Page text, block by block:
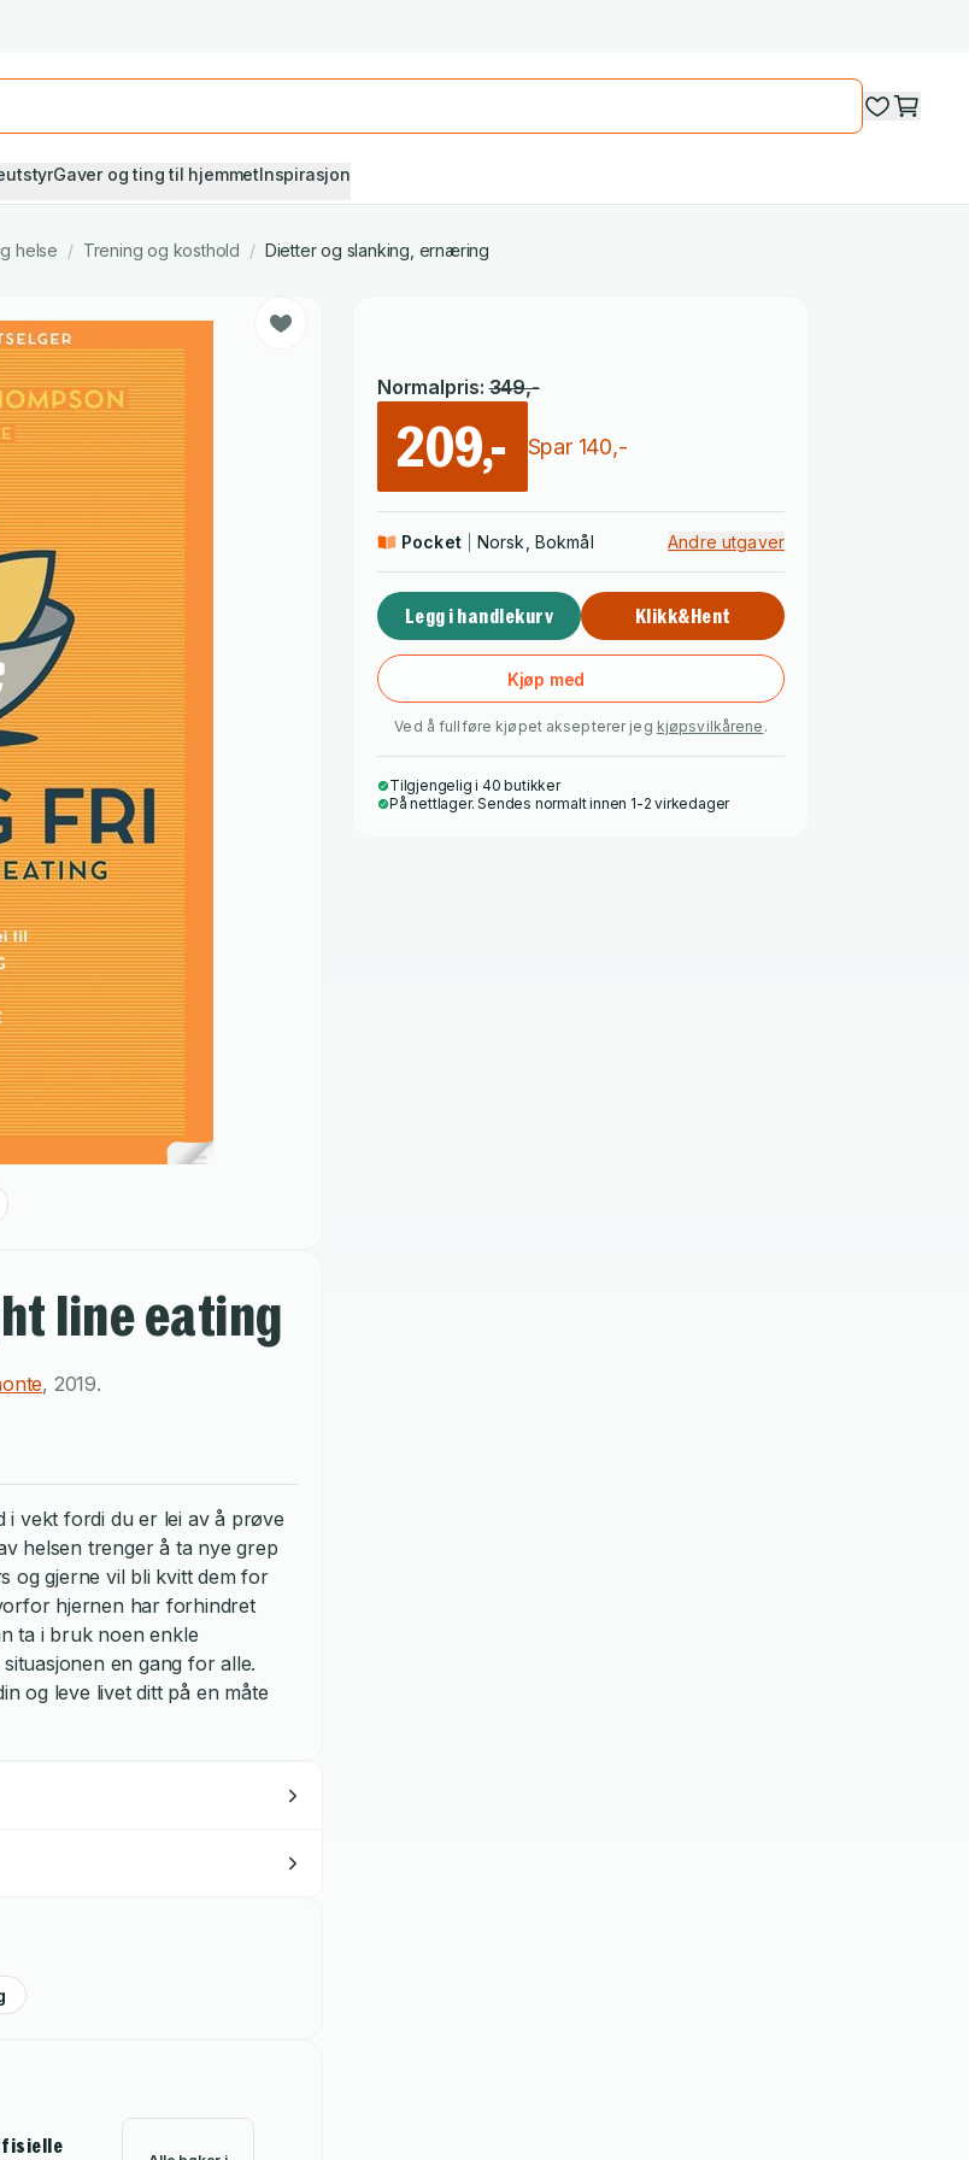
Gaver og ting til hjemmetInspirasjon
helse / Trening og kosthold / Dietter og slanking, ernæring
line eating
, 2019.
i vekt fordi du er lei av å prøve
helsen trenger å ta nye grep
og gjerne vil bli kvitt dem for
hjernen har forhindret
ta i bruk noen enkle
en gang for alle.
og leve livet ditt på en måte
Normalpris: 349,-
209,- Spar 140,-
Pocket Norsk, Bokmål Andre utgaver
Legg i handlekurv Klikk&Hent
Kjøp med
Ved å fullføre kjøpet aksepterer jeg kjøpsvilkårene .
Tilgjengelig i 40 butikker
På nettlager. Sendes normalt innen 1-2 virkedager